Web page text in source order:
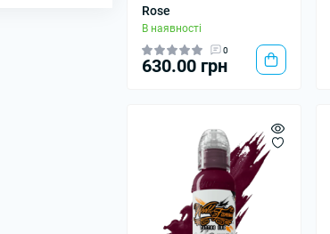
Rose
В наявності
0
630.00 грн